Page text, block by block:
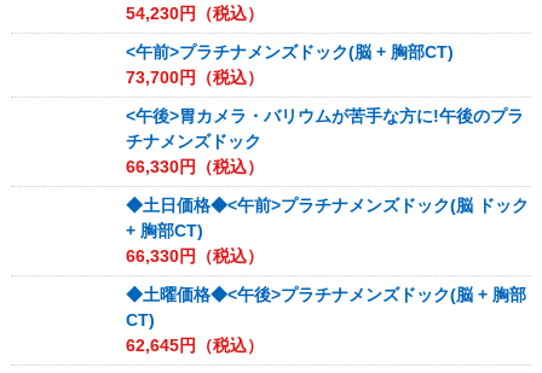
54,230円（税込）
<午前>プラチナメンズドック(脳 + 胸部CT)
73,700円（税込）
<午後>胃カメラ・バリウムが苦手な方に!午後のプラ
チナメンズドック
66,330円（税込）
◆土日価格◆<午前>プラチナメンズドック(脳 ドック
+ 胸部CT)
66,330円（税込）
◆土曜価格◆<午後>プラチナメンズドック(脳 + 胸部
CT)
62,645円（税込）